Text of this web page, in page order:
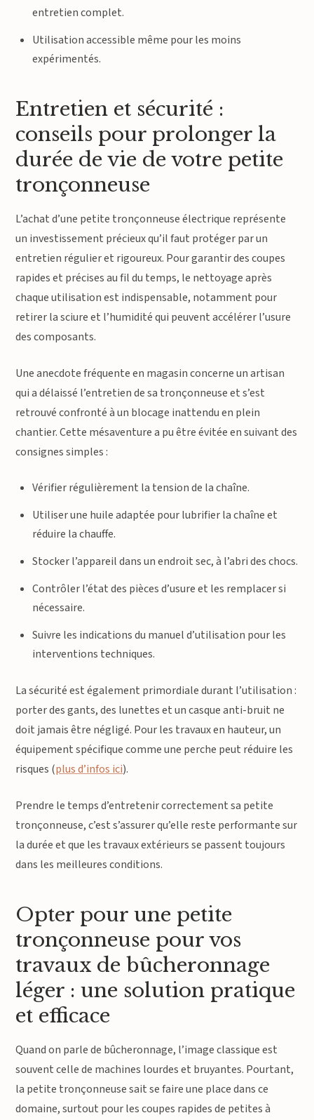
entretien complet.
Utilisation accessible même pour les moins
expérimentés.
Entretien et sécurité :
conseils pour prolonger la
durée de vie de votre petite
tronçonneuse
L’achat d’une petite tronçonneuse électrique représente
un investissement précieux qu’il faut protéger par un
entretien régulier et rigoureux. Pour garantir des coupes
rapides et précises au fil du temps, le nettoyage après
chaque utilisation est indispensable, notamment pour
retirer la sciure et l’humidité qui peuvent accélérer l’usure
des composants.
Une anecdote fréquente en magasin concerne un artisan
qui a délaissé l’entretien de sa tronçonneuse et s’est
retrouvé confronté à un blocage inattendu en plein
chantier. Cette mésaventure a pu être évitée en suivant des
consignes simples :
Vérifier régulièrement la tension de la chaîne.
Utiliser une huile adaptée pour lubrifier la chaîne et
réduire la chauffe.
Stocker l’appareil dans un endroit sec, à l’abri des chocs.
Contrôler l’état des pièces d’usure et les remplacer si
nécessaire.
Suivre les indications du manuel d’utilisation pour les
interventions techniques.
La sécurité est également primordiale durant l’utilisation :
porter des gants, des lunettes et un casque anti-bruit ne
doit jamais être négligé. Pour les travaux en hauteur, un
équipement spécifique comme une perche peut réduire les
risques (plus d’infos ici).
Prendre le temps d’entretenir correctement sa petite
tronçonneuse, c’est s’assurer qu’elle reste performante sur
la durée et que les travaux extérieurs se passent toujours
dans les meilleures conditions.
Opter pour une petite
tronçonneuse pour vos
travaux de bûcheronnage
léger : une solution pratique
et efficace
Quand on parle de bûcheronnage, l’image classique est
souvent celle de machines lourdes et bruyantes. Pourtant,
la petite tronçonneuse sait se faire une place dans ce
domaine, surtout pour les coupes rapides de petites à